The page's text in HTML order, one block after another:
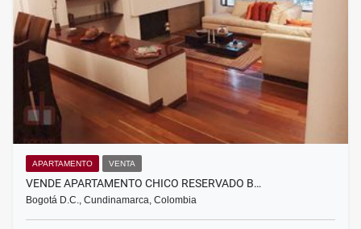
APARTAMENTO VENTA
VENDE APARTAMENTO CHICO RESERVADO B…
Bogotá D.C., Cundinamarca, Colombia